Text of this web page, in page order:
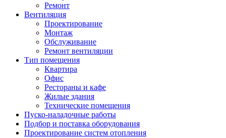
Ремонт
Вентиляция
Проектирование
Монтаж
Обслуживание
Ремонт вентиляции
Тип помещения
Квартира
Офис
Рестораны и кафе
Жилые здания
Технические помещения
Пуско-наладочные работы
Подбор и поставка оборудования
Проектирование систем отопления